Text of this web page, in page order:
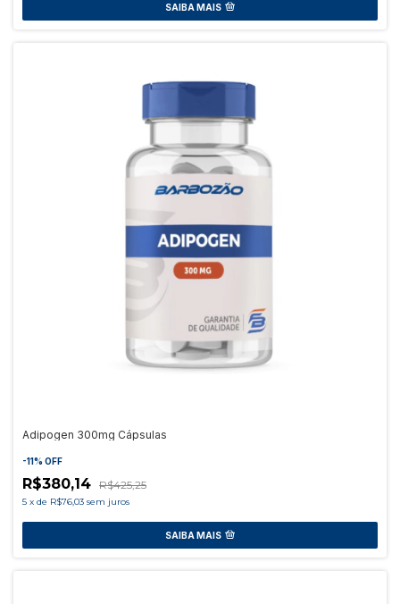
SAIBA MAIS
Adipogen 300mg Cápsulas
-11% OFF
R$380,14 R$425,25
5 x de R$76,03 sem juros
SAIBA MAIS